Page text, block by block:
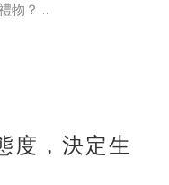
物？
者燭光晚餐都很好！
這也是一種靈魂上的量
度，決定生